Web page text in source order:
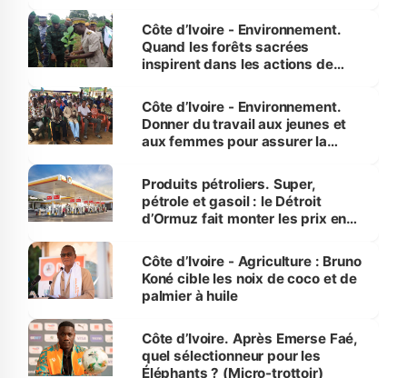
Côte d’Ivoire - Environnement.
Quand les forêts sacrées
inspirent dans les actions de
Côte d’Ivoire - Environnement.
Donner du travail aux jeunes et
aux femmes pour assurer la
menacées
Produits pétroliers. Super,
pétrole et gasoil : le Détroit
d’Ormuz fait monter les prix en
Côte d’Ivoire - Agriculture : Bruno
Koné cible les noix de coco et de
palmier à huile
Côte d’Ivoire. Après Emerse Faé,
quel sélectionneur pour les
Éléphants ? (Micro-trottoir)